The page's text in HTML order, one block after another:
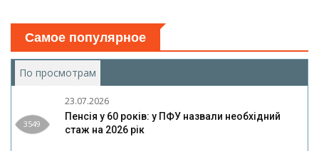
Самое популярное
По просмотрам
3549
23.07.2026
Пенсія у 60 років: у ПФУ назвали необхідний
стаж на 2026 рік